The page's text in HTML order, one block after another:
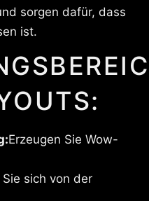
sorgen dafür, dass
ist.
Erzeugen Sie Wow-
sich von der